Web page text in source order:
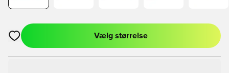
Åbner en Modal til at logge ind eller tilmelde dig som medlem
Vælg størrelse